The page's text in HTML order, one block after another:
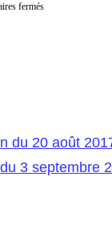
fermés
du 20 août
3 septembre